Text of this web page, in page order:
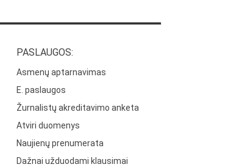
PASLAUGOS:
Asmenų aptarnavimas
E. paslaugos
Žurnalistų akreditavimo anketa
Atviri duomenys
Naujienų prenumerata
Dažnai užduodami klausimai